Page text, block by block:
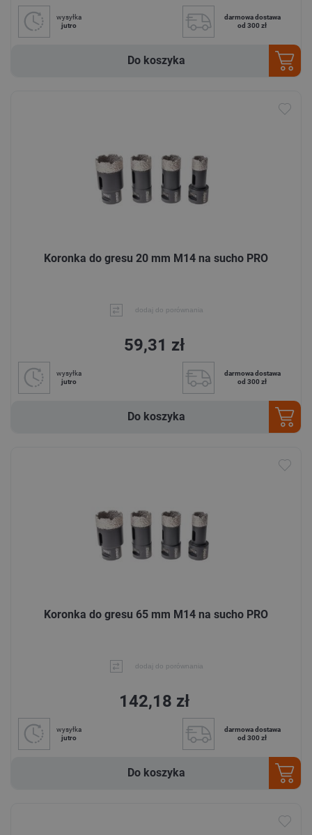
wysyłka
jutro
darmowa dostawa
od 300 zł
Do koszyka
Koronka do gresu 20 mm M14 na sucho PRO
dodaj do porównania
59,31 zł
wysyłka
jutro
darmowa dostawa
od 300 zł
Do koszyka
Koronka do gresu 65 mm M14 na sucho PRO
dodaj do porównania
142,18 zł
wysyłka
jutro
darmowa dostawa
od 300 zł
Do koszyka